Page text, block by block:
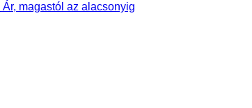
Ár, magastól az alacsonyig